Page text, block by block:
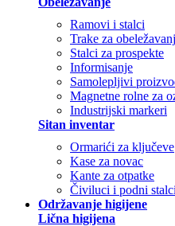
Ramovi i stalci
Trake za
Stalci za prospekte
Informisanje
Samolepljivi
Magnetne rolne za
Industrijski markeri
Sitan inventar
Ormarići za ključeve
Kase za novac
Kante za otpatke
Čiviluci i podni stalci
Održavanje higijene
Lična higijena